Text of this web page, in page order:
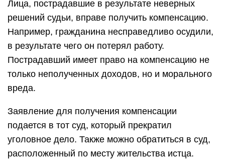
Лица, пострадавшие в результате неверных
решений судьи, вправе получить компенсацию.
Например, гражданина несправедливо осудили,
в результате чего он потерял работу.
Пострадавший имеет право на компенсацию не
только неполученных доходов, но и морального
вреда.
Заявление для получения компенсации
подается в тот суд, который прекратил
уголовное дело. Также можно обратиться в суд,
расположенный по месту жительства истца.